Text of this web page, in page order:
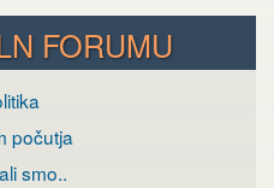
FORUMU
počutja
smo..